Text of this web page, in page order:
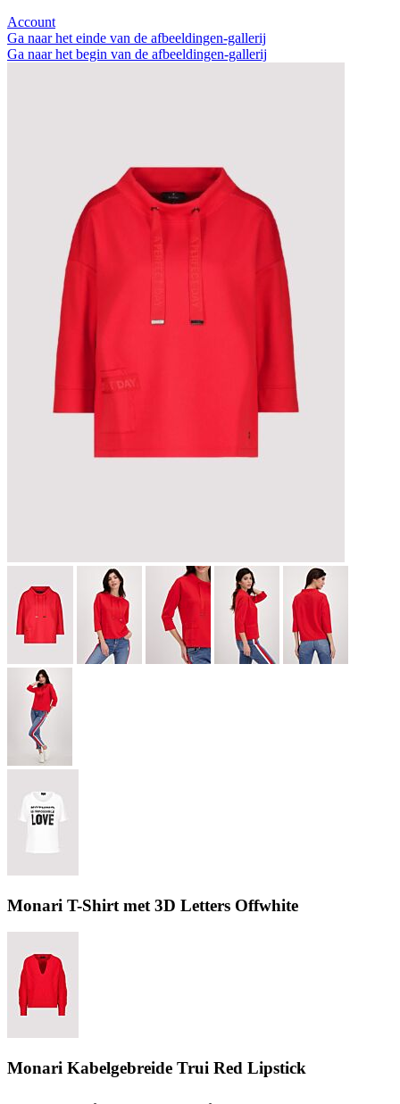
Account
Ga naar het einde van de afbeeldingen-gallerij
Ga naar het begin van de afbeeldingen-gallerij
Monari T-Shirt met 3D Letters Offwhite
Monari Kabelgebreide Trui Red Lipstick